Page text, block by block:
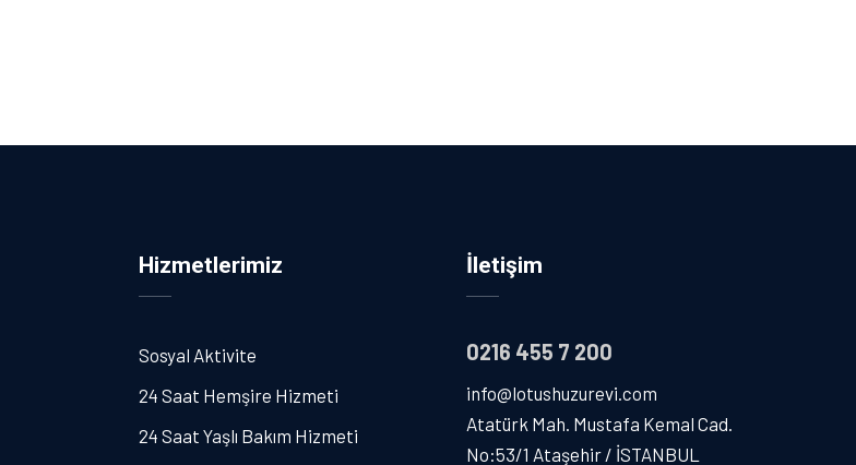
Hizmetlerimiz
Sosyal Aktivite
24 Saat Hemşire Hizmeti
24 Saat Yaşlı Bakım Hizmeti
İletişim
0216 455 7 200
info@lotushuzurevi.com
Atatürk Mah. Mustafa Kemal Cad.
No:53/1 Ataşehir / İSTANBUL